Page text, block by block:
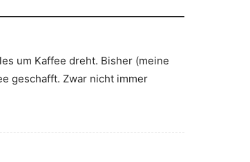
um Kaffee dreht. Bisher (meine
geschafft. Zwar nicht immer